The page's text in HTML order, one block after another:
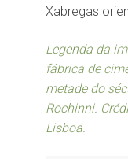
Xabregas
Legenda da
fábrica de
metade do
Rochinni.
Lisboa.